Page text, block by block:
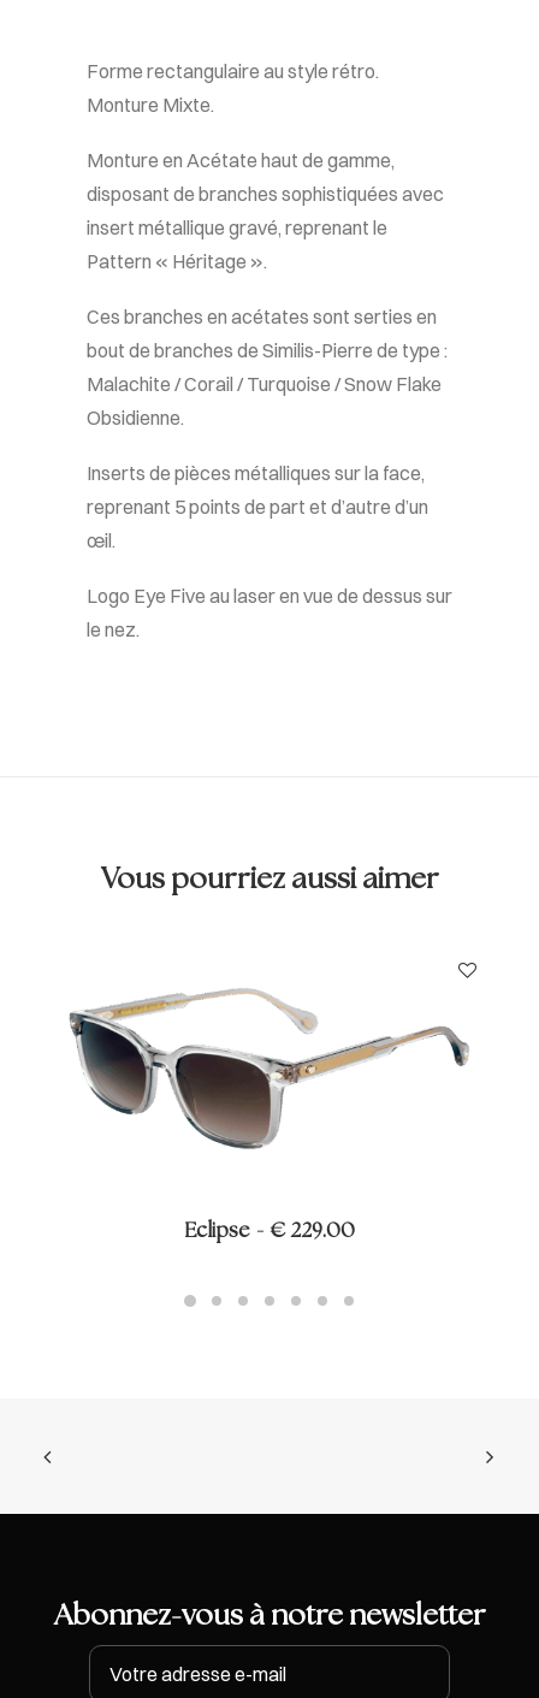
Forme rectangulaire au style rétro.
Monture Mixte.
Monture en Acétate haut de gamme,
disposant de branches sophistiquées avec
insert métallique gravé, reprenant le
Pattern « Héritage ».
Ces branches en acétates sont serties en
bout de branches de Similis-Pierre de type :
Malachite / Corail / Turquoise / Snow Flake
Obsidienne.
Inserts de pièces métalliques sur la face,
reprenant 5 points de part et d’autre d’un
œil.
Logo Eye Five au laser en vue de dessus sur
le nez.
Vous pourriez aussi aimer
Eclipse €229.00
Abonnez-vous à notre newsletter